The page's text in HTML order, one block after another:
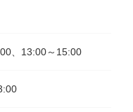
ビスです。
、13:00～15:00